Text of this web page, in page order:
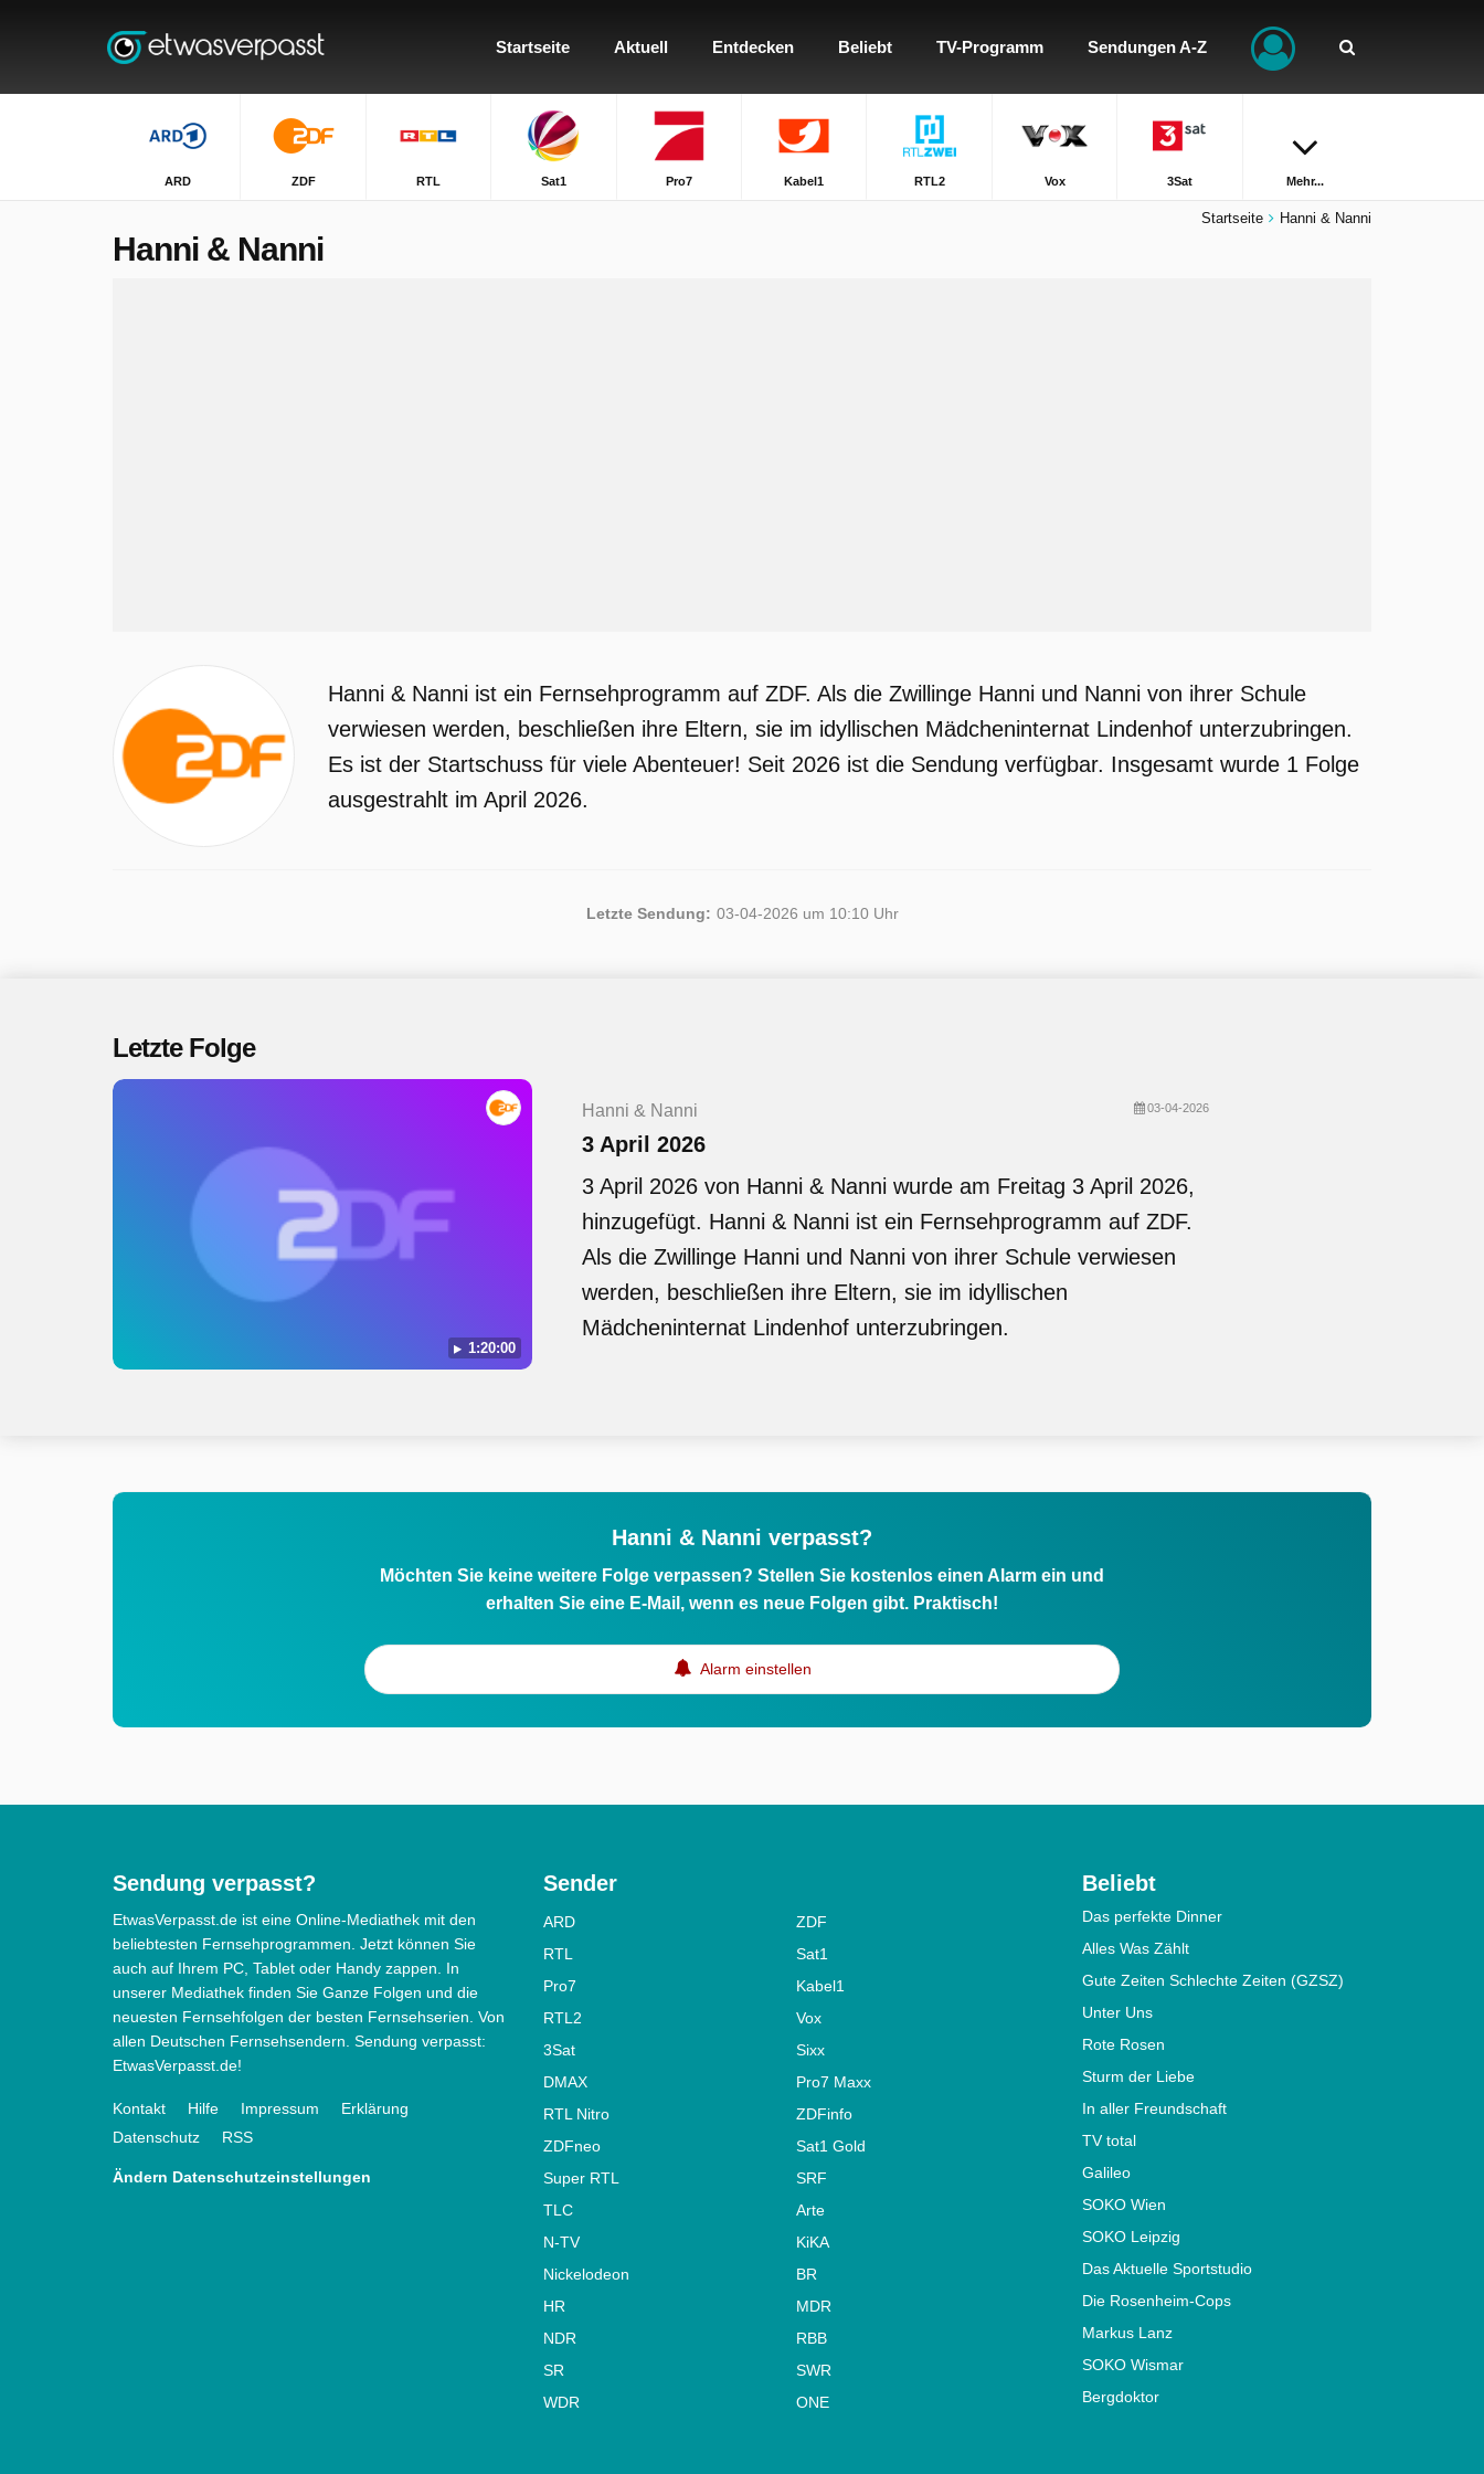
Startseite Aktuell Entdecken Beliebt TV-Programm Sendungen A-Z
ARD ZDF RTL Sat1 Pro7 Kabel1 RTL2 Vox 3Sat Mehr...
Startseite Hanni & Nanni
Hanni & Nanni
Hanni & Nanni ist ein Fernsehprogramm auf ZDF. Als die Zwillinge Hanni und Nanni von ihrer Schule
verwiesen werden, beschließen ihre Eltern, sie im idyllischen Mädcheninternat Lindenhof unterzubringen.
Es ist der Startschuss für viele Abenteuer! Seit 2026 ist die Sendung verfügbar. Insgesamt wurde 1 Folge
ausgestrahlt im April 2026.
Letzte Sendung: 03-04-2026 um 10:10 Uhr
Letzte Folge
1:20:00
Hanni & Nanni 03-04-2026
3 April 2026
3 April 2026 von Hanni & Nanni wurde am Freitag 3 April 2026,
hinzugefügt. Hanni & Nanni ist ein Fernsehprogramm auf ZDF.
Als die Zwillinge Hanni und Nanni von ihrer Schule verwiesen
werden, beschließen ihre Eltern, sie im idyllischen
Mädcheninternat Lindenhof unterzubringen.
Hanni & Nanni verpasst?
Möchten Sie keine weitere Folge verpassen? Stellen Sie kostenlos einen Alarm ein und
erhalten Sie eine E-Mail, wenn es neue Folgen gibt. Praktisch!
Alarm einstellen
Sendung verpasst?
EtwasVerpasst.de ist eine Online-Mediathek mit den
beliebtesten Fernsehprogrammen. Jetzt können Sie
auch auf Ihrem PC, Tablet oder Handy zappen. In
unserer Mediathek finden Sie Ganze Folgen und die
neuesten Fernsehfolgen der besten Fernsehserien. Von
allen Deutschen Fernsehsendern. Sendung verpasst:
EtwasVerpasst.de!
Kontakt Hilfe Impressum
Erklärung
Datenschutz
RSS
Ändern Datenschutzeinstellungen
Sender
ARD
ZDF
RTL
Sat1
Pro7
Kabel1
RTL2
Vox
3Sat
Sixx
DMAX
Pro7 Maxx
RTL Nitro
ZDFinfo
ZDFneo
Sat1 Gold
Super RTL
SRF
TLC
Arte
N-TV
KiKA
Nickelodeon
BR
HR
MDR
NDR
RBB
SR
SWR
WDR
ONE
Beliebt
Das perfekte Dinner
Alles Was Zählt
Gute Zeiten Schlechte Zeiten (GZSZ)
Unter Uns
Rote Rosen
Sturm der Liebe
In aller Freundschaft
TV total
Galileo
SOKO Wien
SOKO Leipzig
Das Aktuelle Sportstudio
Die Rosenheim-Cops
Markus Lanz
SOKO Wismar
Bergdoktor